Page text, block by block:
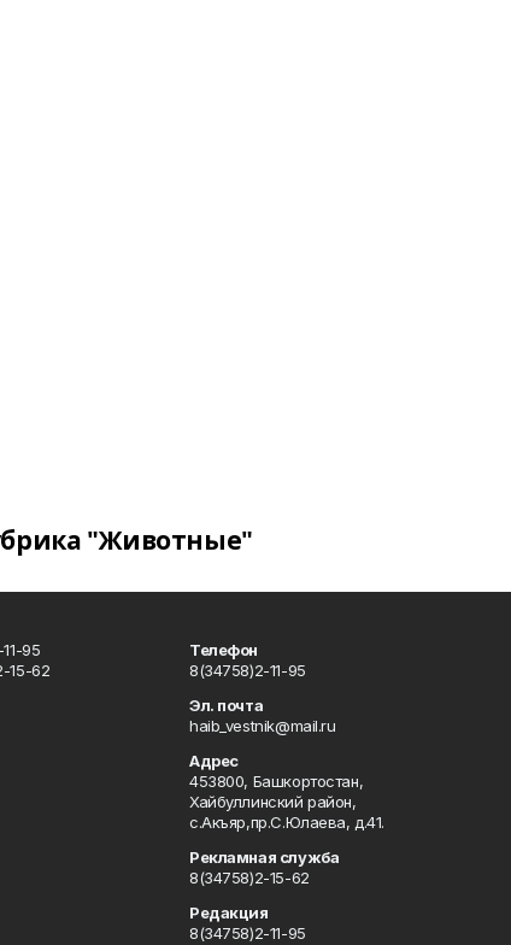
"Животные"
95
15-62
Телефон
8(34758)2-11-95
Эл. почта
haib_vestnik@mail.ru
Адрес
453800, Башкортостан,
Хайбуллинский район,
с.Акъяр,пр.С.Юлаева, д.41.
Рекламная служба
8(34758)2-15-62
Редакция
8(34758)2-11-95